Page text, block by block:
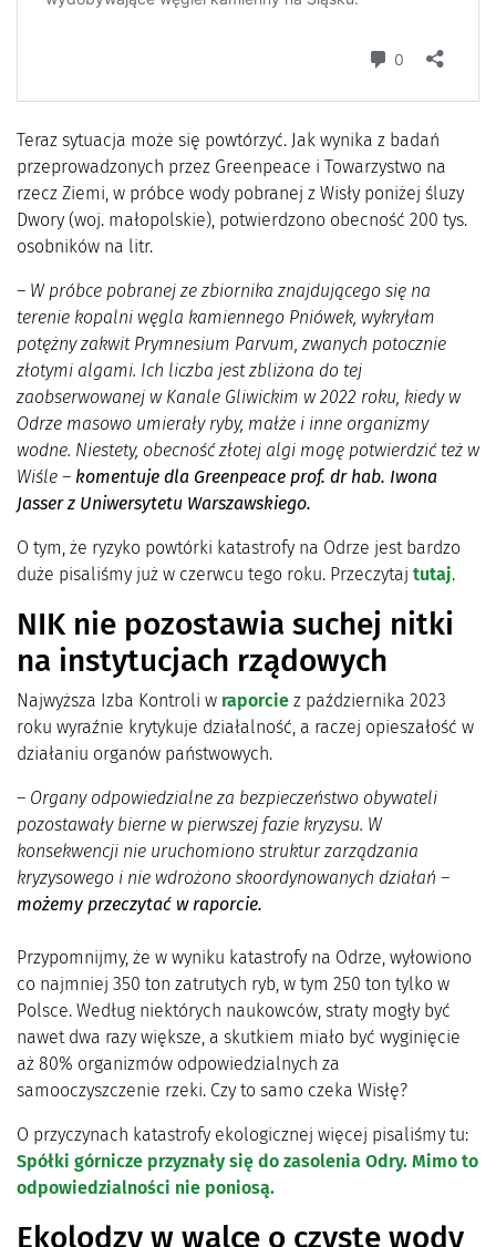
Teraz sytuacja może się powtórzyć. Jak wynika z badań
przeprowadzonych przez Greenpeace i Towarzystwo na
rzecz Ziemi, w próbce wody pobranej z Wisły poniżej śluzy
Dwory (woj. małopolskie), potwierdzono obecność 200 tys.
osobników na litr.
– W próbce pobranej ze zbiornika znajdującego się na
terenie kopalni węgla kamiennego Pniówek, wykryłam
potężny zakwit Prymnesium Parvum, zwanych potocznie
złotymi algami. Ich liczba jest zbliżona do tej
zaobserwowanej w Kanale Gliwickim w 2022 roku, kiedy w
Odrze masowo umierały ryby, małże i inne organizmy
wodne. Niestety, obecność złotej algi mogę potwierdzić też w
Wiśle – komentuje dla Greenpeace prof. dr hab. Iwona
Jasser z Uniwersytetu Warszawskiego.
O tym, że ryzyko powtórki katastrofy na Odrze jest bardzo
duże pisaliśmy już w czerwcu tego roku. Przeczytaj tutaj.
NIK nie pozostawia suchej nitki
na instytucjach rządowych
Najwyższa Izba Kontroli w raporcie z października 2023
roku wyraźnie krytykuje działalność, a raczej opieszałość w
działaniu organów państwowych.
– Organy odpowiedzialne za bezpieczeństwo obywateli
pozostawały bierne w pierwszej fazie kryzysu. W
konsekwencji nie uruchomiono struktur zarządzania
kryzysowego i nie wdrożono skoordynowanych działań –
możemy przeczytać w raporcie.
Przypomnijmy, że w wyniku katastrofy na Odrze, wyłowiono
co najmniej 350 ton zatrutych ryb, w tym 250 ton tylko w
Polsce. Według niektórych naukowców, straty mogły być
nawet dwa razy większe, a skutkiem miało być wyginięcie
aż 80% organizmów odpowiedzialnych za
samooczyszczenie rzeki. Czy to samo czeka Wisłę?
O przyczynach katastrofy ekologicznej więcej pisaliśmy tu:
Spółki górnicze przyznały się do zasolenia Odry. Mimo to
odpowiedzialności nie poniosą.
Ekolodzy w walce o czyste wody